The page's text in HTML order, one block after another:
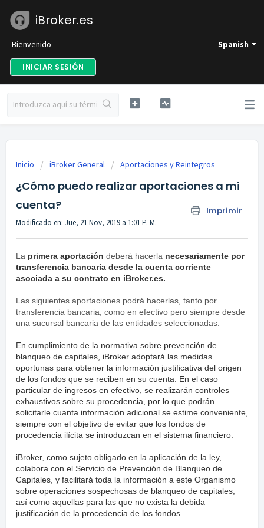
iBroker.es
Spanish
Bienvenido
INICIAR SESIÓN
Inicio iBroker General Aportaciones y Reintegros
¿Cómo puedo realizar aportaciones a mi
cuenta?
Imprimir
Modificado en: Jue, 21 Nov, 2019 a 1:01 P. M.
La primera aportación deberá hacerla necesariamente por
transferencia bancaria desde la cuenta corriente
asociada a su contrato en iBroker.es.
Las siguientes aportaciones podrá hacerlas, tanto por
transferencia bancaria, como en efectivo pero siempre desde
una sucursal bancaria de las entidades seleccionadas.
En cumplimiento de la normativa sobre prevención de
blanqueo de capitales, iBroker adoptará las medidas
oportunas para obtener la información justificativa del origen
de los fondos que se reciben en su cuenta. En el caso
particular de ingresos en efectivo, se realizarán controles
exhaustivos sobre su procedencia, por lo que podrán
solicitarle cuanta información adicional se estime conveniente,
siempre con el objetivo de evitar que los fondos de
procedencia ilícita se introduzcan en el sistema financiero.
iBroker, como sujeto obligado en la aplicación de la ley,
colabora con el Servicio de Prevención de Blanqueo de
Capitales, y facilitará toda la información a este Organismo
sobre operaciones sospechosas de blanqueo de capitales,
así como aquellas para las que no exista la debida
justificación de la procedencia de los fondos.